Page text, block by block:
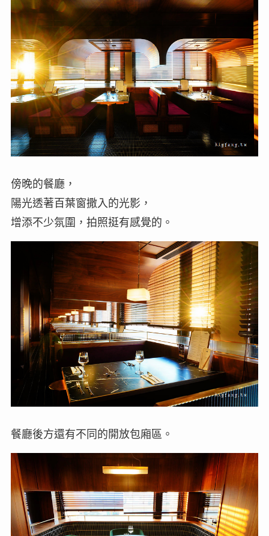
傍晚的餐廳，
陽光透著百葉窗撒入的光影，
增添不少氛圍，拍照挺有感覺的。
餐廳後方還有不同的開放包廂區。